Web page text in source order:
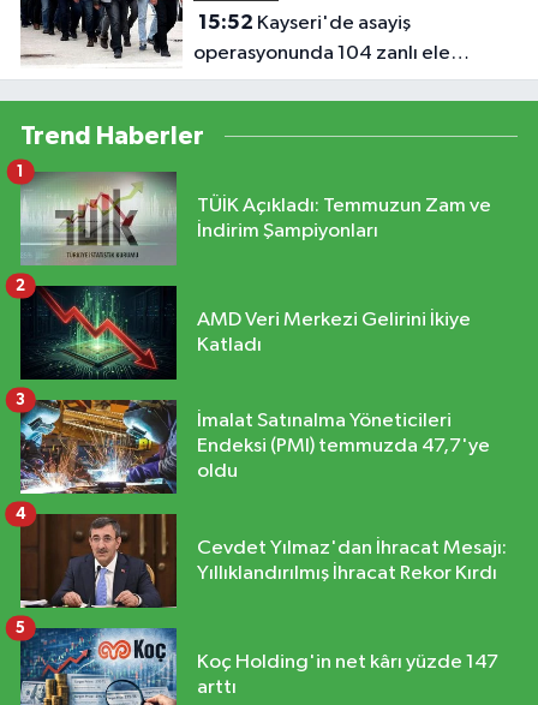
15:52
operasyonunda 104 zanlı ele
geçirildi
Trend Haberler
TÜİK Açıkladı: Temmuzun Zam ve
İndirim Şampiyonları
1
AMD Veri Merkezi Gelirini İkiye
Katladı
2
İmalat Satınalma Yöneticileri
Endeksi (PMI) temmuzda 47,7'ye
oldu
3
Cevdet Yılmaz'dan İhracat Mesajı:
Yıllıklandırılmış İhracat Rekor Kırdı
4
Koç Holding'in net kârı yüzde 147
arttı
5